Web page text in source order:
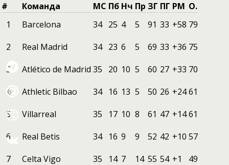
#
Команда МС Пб Нч Пр ЗГ ПГ РМ О.
1
Barcelona 34 25 4 5 91 33 +58 79
2
Real Madrid 34 23 6 5 69 33 +36 75
3
Atlético de Madrid 35 20 10 5 60 27 +33 70
4
Athletic Bilbao 34 16 13 5 50 26 +2461
5
Villarreal 35 17 10 8 61 47 +1461
6
Real Betis 34 16 9 9 52 42 +10 57
7
Celta Vigo 35 14 7 14 55 54 +1
49